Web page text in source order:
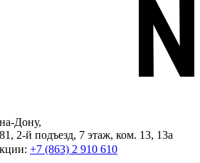
Дону,
2-й подъезд, 7 этаж, ком. 13, 13а
+7 (863) 2 910 610